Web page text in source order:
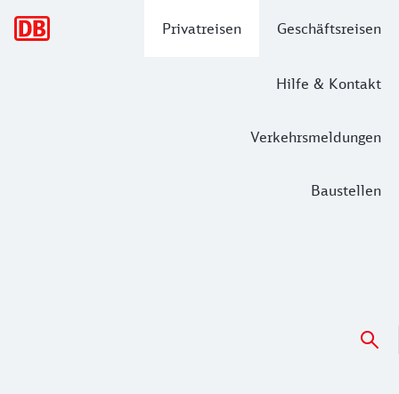
Privatreisen Geschäftsreisen
Hilfe & Kontakt
Verkehrsmeldungen
Baustellen